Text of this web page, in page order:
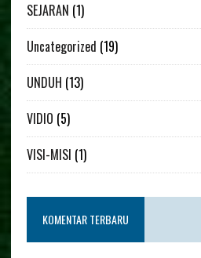
SEJARAN (1)
Uncategorized (19)
UNDUH (13)
VIDIO (5)
VISI-MISI (1)
KOMENTAR TERBARU